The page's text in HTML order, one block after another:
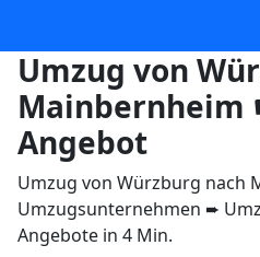
Umzug von
Mainbernheim
Angebot
Umzug von Würzburg nach
Umzugsunternehmen ➨
Angebote in 4 Min.